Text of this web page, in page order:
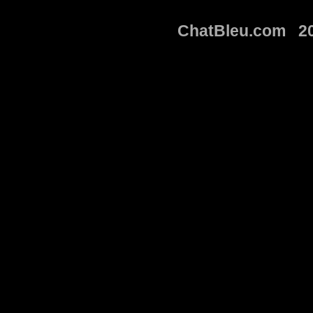
ChatBleu.com